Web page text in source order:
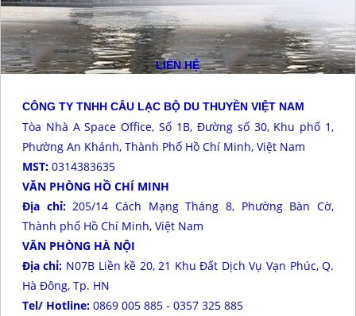
LIÊN HỆ
CÔNG TY TNHH CÂU LẠC BỘ DU THUYỀN VIỆT NAM
Tòa Nhà A Space Office, Số 1B, Đường số 30, Khu phố 1,
Phường An Khánh, Thành Phố Hồ Chí Minh, Việt Nam
MST: 0314383635
VĂN PHÒNG HỒ CHÍ MINH
Địa chỉ: 205/14 Cách Mạng Tháng 8, Phường Bàn Cờ,
Thành phố Hồ Chí Minh, Việt Nam
VĂN PHÒNG HÀ NỘI
Địa chỉ: N07B Liền kề 20, 21 Khu Đất Dịch Vụ Vạn Phúc, Q.
Hà Đông, Tp. HN
Tel/ Hotline: 0869 005 885 - 0357 325 885